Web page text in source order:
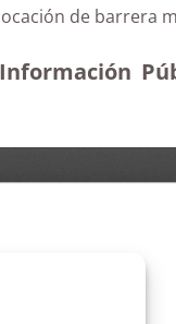
de barrera